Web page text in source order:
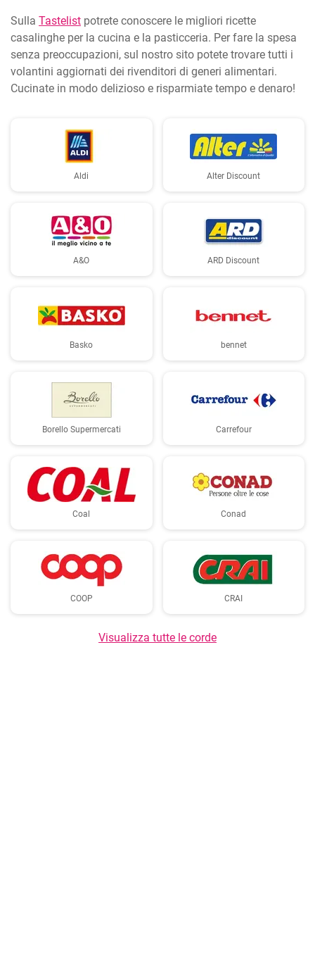
Sulla Tastelist potrete conoscere le migliori ricette
casalinghe per la cucina e la pasticceria. Per fare la spesa
senza preoccupazioni, sul nostro sito potete trovare tutti i
volantini aggiornati dei rivenditori di generi alimentari.
Cucinate in modo delizioso e risparmiate tempo e denaro!
Aldi Alter Discount
A&O ARD Discount
Basko bennet
Borello Supermercati Carrefour
Coal Conad
COOP CRAI
Visualizza tutte le corde